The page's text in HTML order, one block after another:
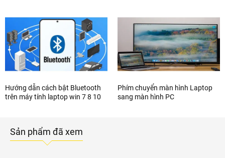
Hướng dẫn cách bật Bluetooth
trên máy tính laptop win 7 8 10
Phím chuyển màn hình Laptop
sang màn hình PC
Sản phẩm đã xem